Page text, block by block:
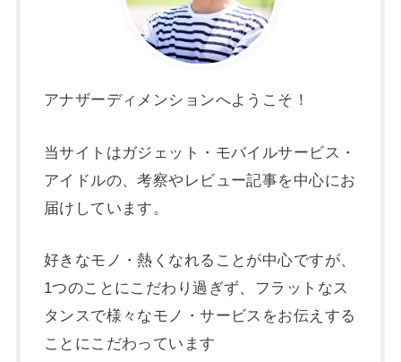
アナザーディメンションへようこそ！
当サイトはガジェット・モバイルサービス・
アイドルの、考察やレビュー記事を中心にお
届けしています。
好きなモノ・熱くなれることが中心ですが、
1つのことにこだわり過ぎず、フラットなス
タンスで様々なモノ・サービスをお伝えする
ことにこだわっています